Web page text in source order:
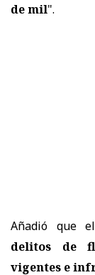
de mil".
Añadió que
delitos de
vigentes e